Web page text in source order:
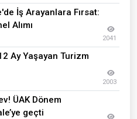
İş Arayanlara Fırsat:
Alımı
2041
Ay Yaşayan Turizm
2003
ÜAK Dönem
geçti